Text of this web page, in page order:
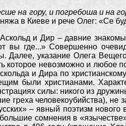
на гору, и погребоша и на
в Киеве и рече Олег: «Се
и Дир – давние
вы где...» Совершенно
Далее, указание Олега
невозможно и любое
и Дира по
были христианами.
силы: никого из
греха человекоубийства),
– явный поэтизм
большие сомнения в